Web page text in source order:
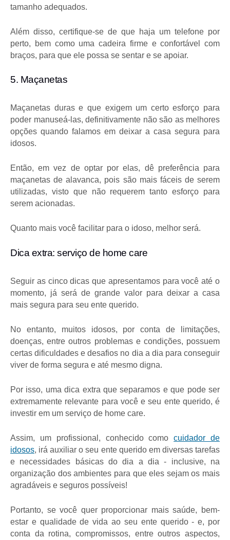
tamanho adequados.
Além disso, certifique-se de que haja um telefone por
perto, bem como uma cadeira firme e confortável com
braços, para que ele possa se sentar e se apoiar.
5. Maçanetas
Maçanetas duras e que exigem um certo esforço para
poder manuseá-las, definitivamente não são as melhores
opções quando falamos em deixar a casa segura para
idosos.
Então, em vez de optar por elas, dê preferência para
maçanetas de alavanca, pois são mais fáceis de serem
utilizadas, visto que não requerem tanto esforço para
serem acionadas.
Quanto mais você facilitar para o idoso, melhor será.
Dica extra: serviço de home care
Seguir as cinco dicas que apresentamos para você até o
momento, já será de grande valor para deixar a casa
mais segura para seu ente querido.
No entanto, muitos idosos, por conta de limitações,
doenças, entre outros problemas e condições, possuem
certas dificuldades e desafios no dia a dia para conseguir
viver de forma segura e até mesmo digna.
Por isso, uma dica extra que separamos e que pode ser
extremamente relevante para você e seu ente querido, é
investir em um serviço de home care.
Assim, um profissional, conhecido como cuidador de
idosos, irá auxiliar o seu ente querido em diversas tarefas
e necessidades básicas do dia a dia - inclusive, na
organização dos ambientes para que eles sejam os mais
agradáveis e seguros possíveis!
Portanto, se você quer proporcionar mais saúde, bem-
estar e qualidade de vida ao seu ente querido - e, por
conta da rotina, compromissos, entre outros aspectos,